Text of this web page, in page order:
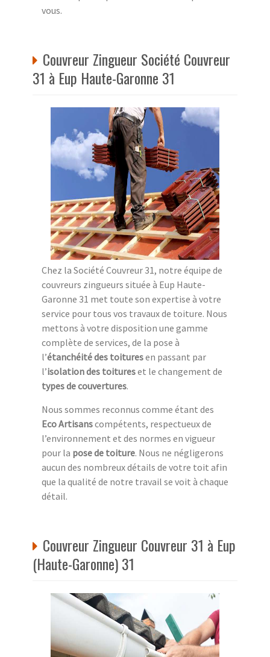
vous.
Couvreur Zingueur Société Couvreur
31 à Eup Haute-Garonne 31
Chez la Société Couvreur 31, notre équipe de
couvreurs zingueurs située à Eup Haute-
Garonne 31 met toute son expertise à votre
service pour tous vos travaux de toiture. Nous
mettons à votre disposition une gamme
complète de services, de la pose à
l’étanchéité des toituresen passant par
l’isolation des toitureset le changement de
types de couvertures.
Nous sommes reconnus comme étant des
Eco Artisanscompétents, respectueux de
l’environnement et des normes en vigueur
pour la pose de toiture. Nous ne négligerons
aucun des nombreux détails de votre toit afin
que la qualité de notre travail se voit à chaque
détail.
Couvreur Zingueur Couvreur 31 à Eup
(Haute-Garonne) 31